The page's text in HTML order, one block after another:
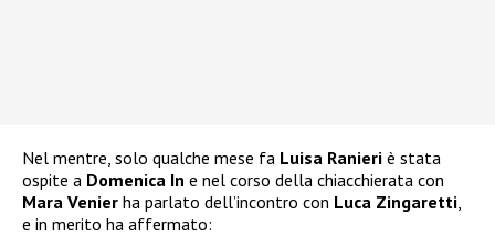
Nel mentre, solo qualche mese fa Luisa Ranieri è stata
ospite a Domenica In e nel corso della chiacchierata con
Mara Venier ha parlato dell’incontro con Luca Zingaretti
e in merito ha affermato: